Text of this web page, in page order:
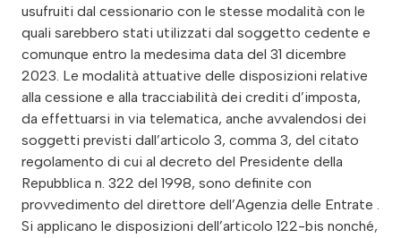
usufruiti dal cessionario con le stesse modalità con le
quali sarebbero stati utilizzati dal soggetto cedente e
comunque entro la medesima data del 31 dicembre
2023. Le modalità attuative delle disposizioni relative
alla cessione e alla tracciabilità dei crediti d’imposta,
da effettuarsi in via telematica, anche avvalendosi dei
soggetti previsti dall’articolo 3, comma 3, del citato
regolamento di cui al decreto del Presidente della
Repubblica n. 322 del 1998, sono definite con
provvedimento del direttore dell’Agenzia delle Entrate .
Si applicano le disposizioni dell’articolo 122-bis nonché,